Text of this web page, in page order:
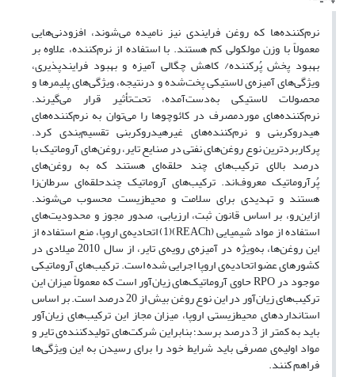
نرم‌کننده‌ها که روغن فرایندی نیز نامیده می‌شوند، افزودنی‌هایی
معمولاً با وزن مولکولی کم هستند. با استفاده از نرم‌کننده، علاوه بر
بهبود پخش پُرکننده/ کاهش چگالی آمیزه و بهبود فرایندپذیری،
ویژگی‌های آمیزه‌ی لاستیکی پخت‌شده و درنتیجه، ویژگی‌های پلیمرها و
محصولات لاستیکی به‌دست‌آمده، تحت‌تأثیر قرار می‌گیرند.
نرم‌کننده‌های موردمصرف در کائوچوها را می‌توان به نرم‌کننده‌های
هیدروکربنی و نرم‌کننده‌های غیرهیدروکربنی تقسیم‌بندی کرد.
پرکاربردترین نوع روغن‌های نفتی در صنایع تایر، روغن‌های آروماتیک با
درصد بالای ترکیب‌های چند حلقه‌ای هستند که به روغن‌های
پُرآروماتیک معروف‌اند. ترکیب‌های آروماتیک چندحلقه‌ای سرطان‌زا
هستند و تهدیدی برای سلامت و محیط‌زیست محسوب می‌شوند.
ازاین‌رو، بر اساس قانون ثبت، ارزیابی، صدور مجوز و محدودیت‌های
استفاده از مواد شیمیایی (REACh)(1) اتحادیه‌ی اروپا، منع استفاده از
این ‌روغن‌ها، به‌ویژه در آمیزه‌ی رویه‌ی تایر، از سال 2010 میلادی در
کشورهای عضو اتحادیه‌ی اروپا اجرایی شده است. ترکیب‌های آروماتیکی
موجود در RPO حاوی آروماتیک‌های زیان‌آور است که معمولاً میزان این
ترکیب‌های زیان‌آور در این نوع روغن بیش از 20 درصد است. بر اساس
استانداردهای محیط‌زیستی اروپا، میزان مجاز این ترکیب‌های زیان‌آور
باید به کمتر از 3 درصد برسد؛ بنابراین شرکت‌های تولیدکننده‌ی تایر و
مواد اولیه‌ی مصرفی باید شرایط خود را برای رسیدن به این ویژگی‌ها
فراهم کنند.